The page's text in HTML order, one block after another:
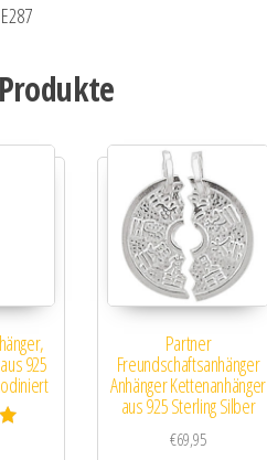
925
Partner
Freundschaftsanhänger
Anhänger Kettenanhänger
aus 925 Sterling Silber
€69,95